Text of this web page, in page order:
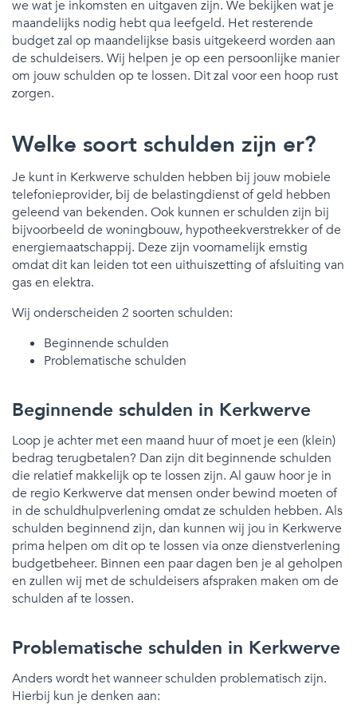
we wat je inkomsten en uitgaven zijn. We bekijken wat je
maandelijks nodig hebt qua leefgeld. Het resterende
budget zal op maandelijkse basis uitgekeerd worden aan
de schuldeisers. Wij helpen je op een persoonlijke manier
om jouw schulden op te lossen. Dit zal voor een hoop rust
zorgen.
Welke soort schulden zijn er?
Je kunt in Kerkwerve schulden hebben bij jouw mobiele
telefonieprovider, bij de belastingdienst of geld hebben
geleend van bekenden. Ook kunnen er schulden zijn bij
bijvoorbeeld de woningbouw, hypotheekverstrekker of de
energiemaatschappij. Deze zijn voornamelijk ernstig
omdat dit kan leiden tot een uithuiszetting of afsluiting van
gas en elektra.
Wij onderscheiden 2 soorten schulden:
Beginnende schulden
Problematische schulden
Beginnende schulden in Kerkwerve
Loop je achter met een maand huur of moet je een (klein)
bedrag terugbetalen? Dan zijn dit beginnende schulden
die relatief makkelijk op te lossen zijn. Al gauw hoor je in
de regio Kerkwerve dat mensen onder bewind moeten of
in de schuldhulpverlening omdat ze schulden hebben. Als
schulden beginnend zijn, dan kunnen wij jou in Kerkwerve
prima helpen om dit op te lossen via onze dienstverlening
budgetbeheer. Binnen een paar dagen ben je al geholpen
en zullen wij met de schuldeisers afspraken maken om de
schulden af te lossen.
Problematische schulden in Kerkwerve
Anders wordt het wanneer schulden problematisch zijn.
Hierbij kun je denken aan: